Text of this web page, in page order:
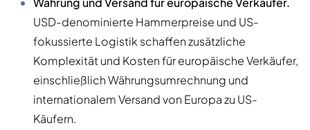
USD-denominierte Hammerpreise und US-
fokussierte Logistik schaffen zusätzliche
Komplexität und Kosten für europäische Verkäufer,
einschließlich Währungsumrechnung und
internationalem Versand von Europa zu US-
Käufern.